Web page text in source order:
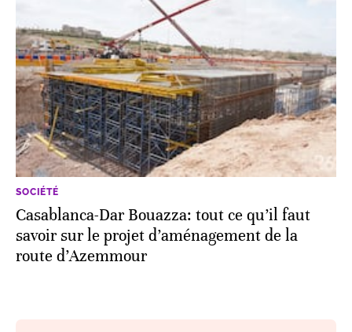
SOCIÉTÉ
Casablanca-Dar Bouazza: tout ce qu’il faut
savoir sur le projet d’aménagement de la
route d’Azemmour